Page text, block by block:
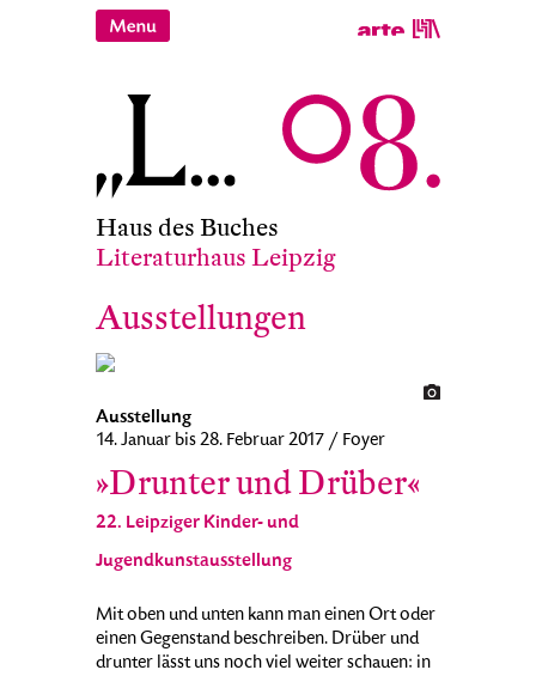
Haus des Buches
Literaturhaus Leipzig
Ausstellungen
Ausstellung
14. Januar bis 28. Februar 2017 / Foyer
»Drunter und Drüber«
22. Leipziger Kinder- und
Jugendkunstausstellung
Mit oben und unten kann man einen Ort oder
einen Gegenstand beschreiben. Drüber und
drunter lässt uns noch viel weiter schauen: in